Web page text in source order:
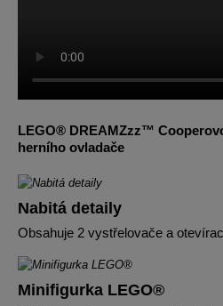
LEGO® DREAMZzz™
herního ovladače
Nabitá detaily
Obsahuje 2 vystřelovače a
Minifigurka LEGO®